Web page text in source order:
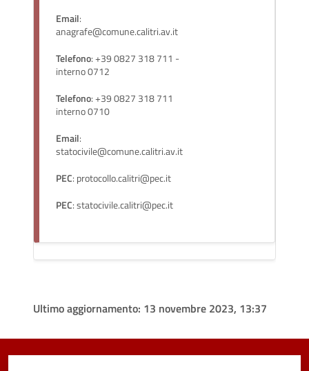
Email:
anagrafe@comune.calitri.av.it
Telefono: +39 0827 318 711 -
interno 0712
Telefono: +39 0827 318 711
interno 0710
Email:
statocivile@comune.calitri.av.it
PEC: protocollo.calitri@pec.it
PEC: statocivile.calitri@pec.it
Ultimo aggiornamento: 13 novembre 2023, 13:37